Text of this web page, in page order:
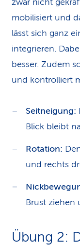
zwar nicht
mobilisiert und
lässt sich ganz
integrieren.
besser. Zudem
und kontrolliert
Seitneigung:
Blick bleibt
Rotation:
und rechts
Brust ziehen
Übung 2: